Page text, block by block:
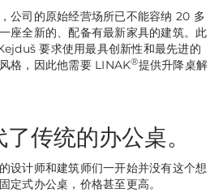
公司的原始经营场所已不能容纳 20 多
座全新的、配备有最新家具的建筑。此
要求使用最具创新性和最先进的
格，因此他需要 LINAK®提供升降桌解
传统的办公桌。
设计师和建筑师们一开始并没有这个想
定式办公桌，价格甚至更高。